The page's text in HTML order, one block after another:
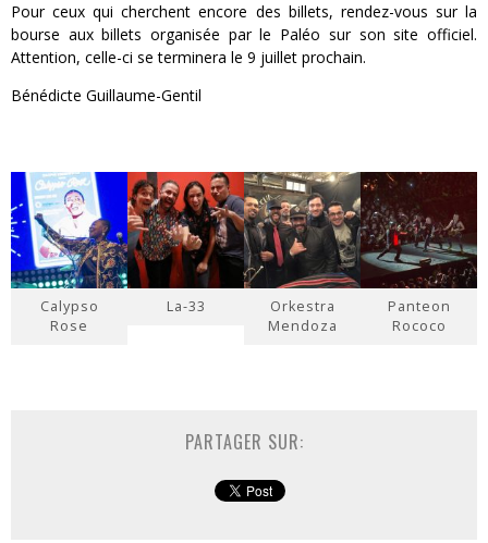
Pour ceux qui cherchent encore des billets, rendez-vous sur la
bourse aux billets organisée par le Paléo sur son site officiel.
Attention, celle-ci se terminera le 9 juillet prochain.
Bénédicte Guillaume-Gentil
Calypso
Rose
La-33
Orkestra
Mendoza
Panteon
Rococo
PARTAGER SUR: